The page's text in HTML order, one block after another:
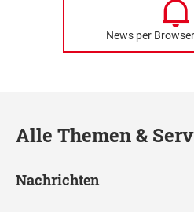
News per
Alle Themen &
Nachrichten